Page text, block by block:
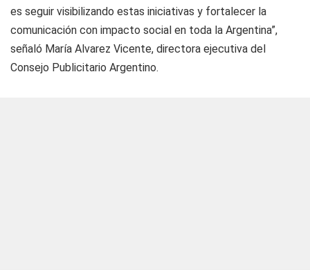
es seguir visibilizando estas iniciativas y fortalecer la
comunicación con impacto social en toda la Argentina”,
señaló María Alvarez Vicente, directora ejecutiva del
Consejo Publicitario Argentino.